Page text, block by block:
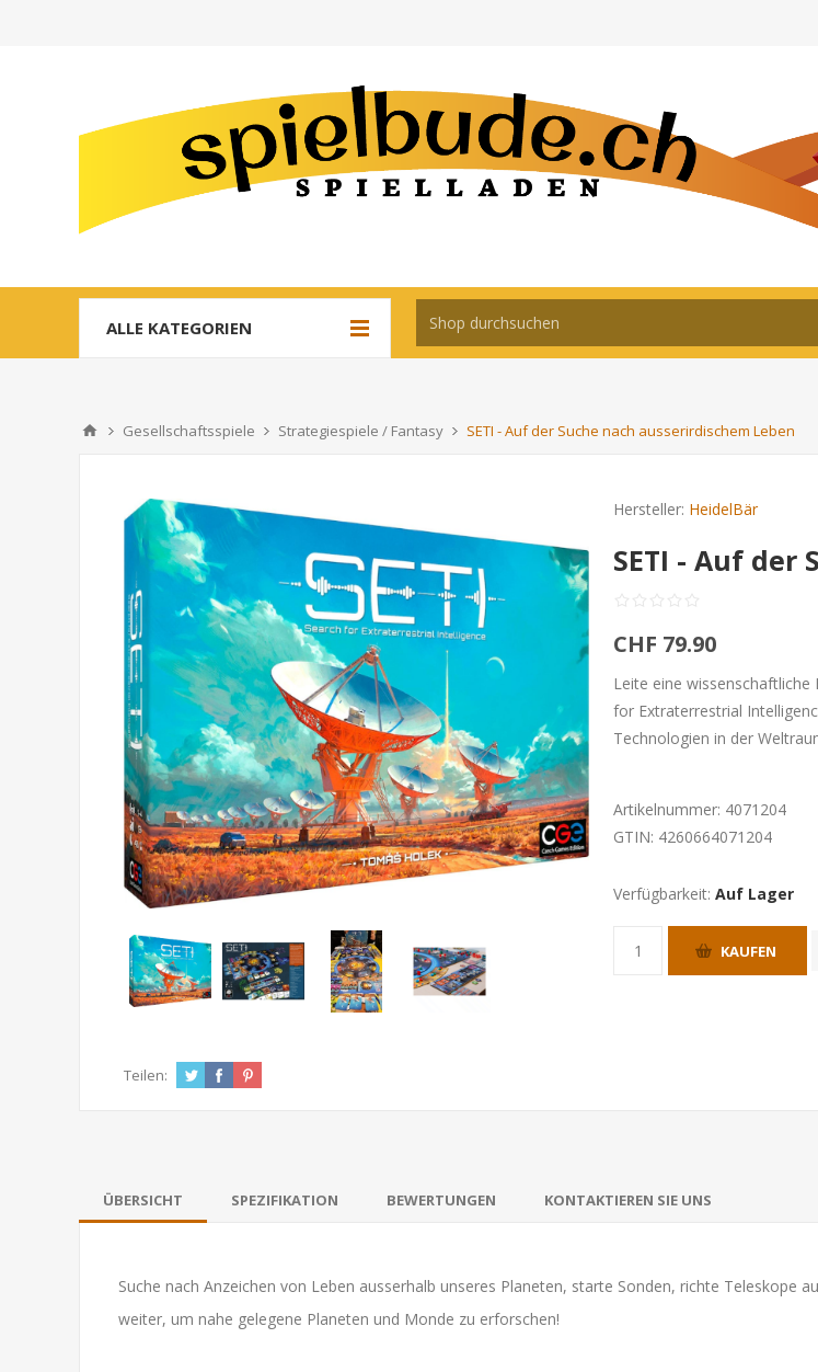
ALLE KATEGORIEN
Gesellschaftsspiele Strategiespiele / Fantasy SETI - Auf der Suche nach ausserirdischem Leben
Hersteller: HeidelBär
SETI - Auf der
CHF 79.90
Leite eine wissenschaftliche
for Extraterrestrial
Technologien in der
Artikelnummer: 4071204
GTIN: 4260664071204
Verfügbarkeit: Auf Lager
KAUFEN
Teilen:
ÜBERSICHT SPEZIFIKATION BEWERTUNGEN KONTAKTIEREN SIE UNS
Suche nach Anzeichen von Leben ausserhalb unseres Planeten, starte Sonden, richte Teleskope
weiter, um nahe gelegene Planeten und Monde zu erforschen!